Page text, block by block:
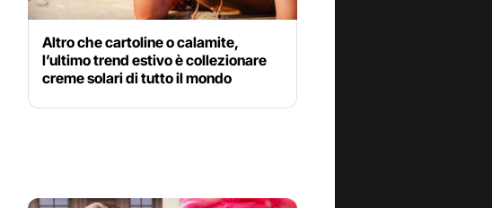
Altro che cartoline o calamite,
l’ultimo trend estivo è collezionare
creme solari di tutto il mondo